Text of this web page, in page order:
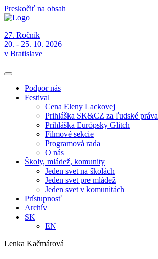
Preskočiť na obsah
27. Ročník
20. - 25. 10. 2026
v Bratislave
Podpor nás
Festival
Cena Eleny Lackovej
Prihláška SK&CZ za ľudské práva
Prihláška Európsky Glitch
Filmové sekcie
Programová rada
O nás
Školy, mládež, komunity
Jeden svet na školách
Jeden svet pre mládež
Jeden svet v komunitách
Prístupnosť
Archív
SK
EN
Lenka Kačmárová